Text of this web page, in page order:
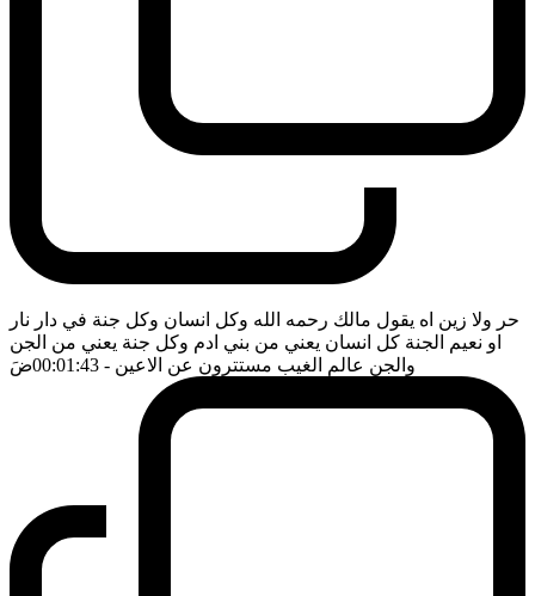
حر ولا زين اه يقول مالك رحمه الله وكل انسان وكل جنة في دار نار
او نعيم الجنة كل انسان يعني من بني ادم وكل جنة يعني من الجن
والجن عالم الغيب مستترون عن الاعين - 00:01:43 ضَ